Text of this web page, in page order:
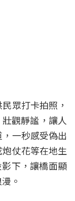
眾打卡拍照，
觀靜謐，讓人
一秒感受偽出
仗花等在地生
下，讓橋面顯
。